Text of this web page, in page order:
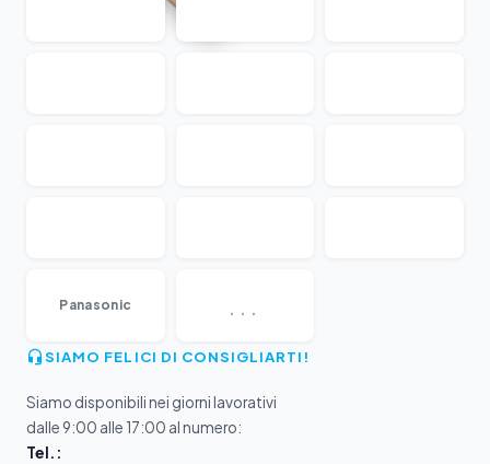
Panasonic ...
SIAMO FELICI DI CONSIGLIARTI!
Siamo disponibili nei giorni lavorativi
dalle 9:00 alle 17:00 al numero:
Tel.: